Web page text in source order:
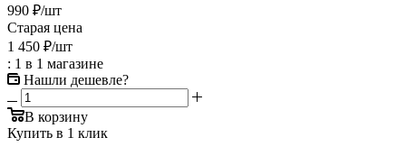
990 ₽/шт
Старая цена
1 450 ₽/шт
: 1 в 1 магазине
Нашли дешевле?
В корзину
Купить в 1 клик